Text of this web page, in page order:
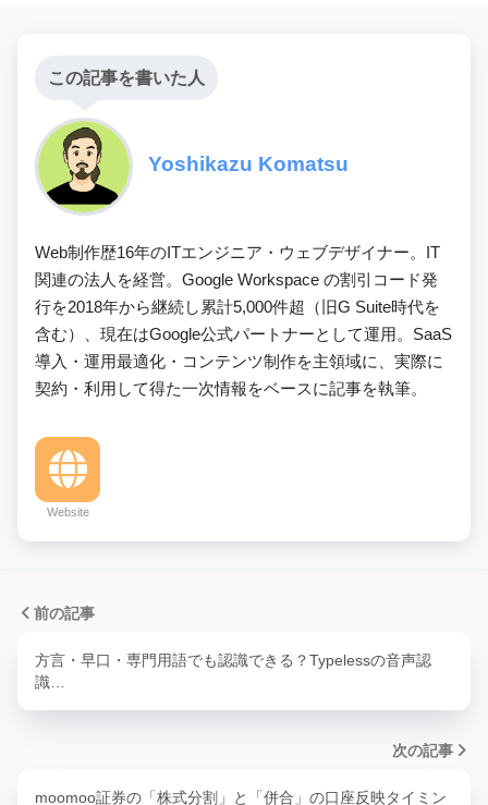
この記事を書いた人
Yoshikazu Komatsu
Web制作歴16年のITエンジニア・ウェブデザイナー。IT
関連の法人を経営。Google Workspace の割引コード発
行を2018年から継続し累計5,000件超（旧G Suite時代を
含む）、現在はGoogle公式パートナーとして運用。SaaS
導入・運用最適化・コンテンツ制作を主領域に、実際に
契約・利用して得た一次情報をベースに記事を執筆。
Website
前の記事
方言・早口・専門用語でも認識できる？Typelessの音声認
識…
次の記事
moomoo証券の「株式分割」と「併合」の口座反映タイミン